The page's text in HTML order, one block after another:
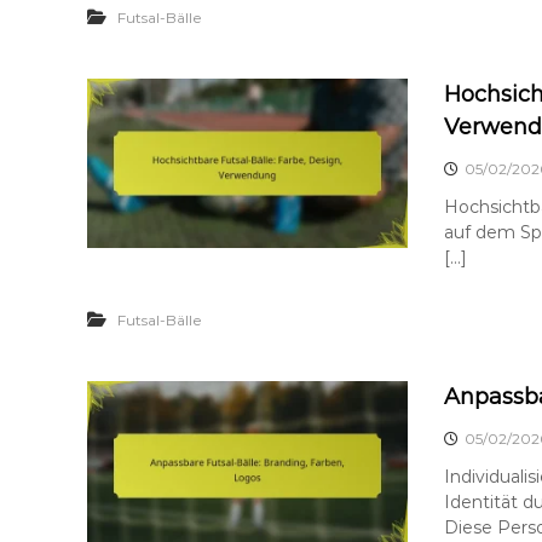
Futsal-Bälle
05/02/
auf dem
[…]
Futsal-Bälle
05/02/
Identität
Diese